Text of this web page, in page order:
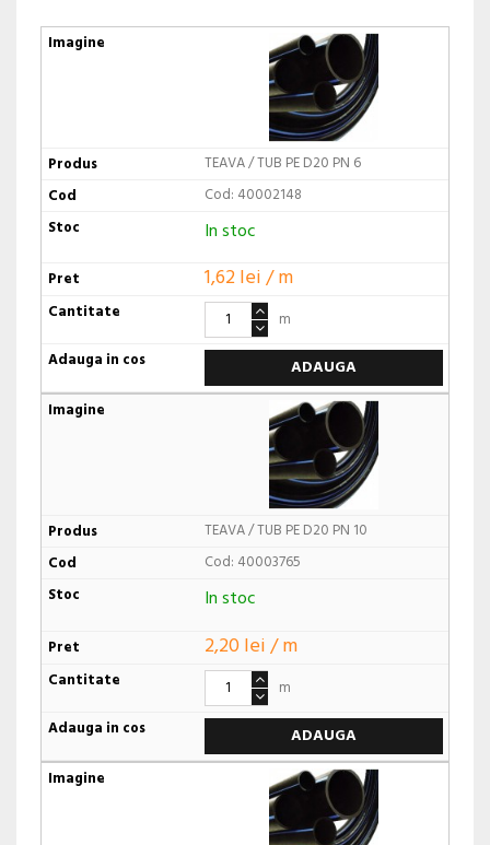
TEAVA / TUB PE D20 PN 6
Cod: 40002148
In stoc
1,62 lei / m
m
ADAUGA
TEAVA / TUB PE D20 PN 10
Cod: 40003765
In stoc
2,20 lei / m
m
ADAUGA